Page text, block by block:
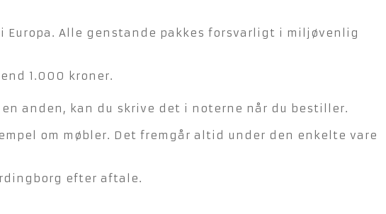
Europa. Alle genstande pakkes forsvarligt i miljøvenlig
1.000 kroner.
anden, kan du skrive det i noterne når du bestiller.
om møbler. Det fremgår altid under den enkelte vare
efter aftale.